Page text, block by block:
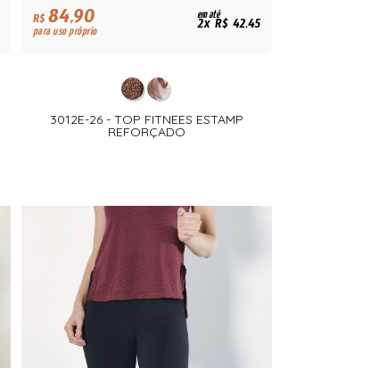
R$84,90
para uso próprio
em até
2x R$ 42,45
3012E-26 - TOP FITNEES ESTAMP
REFORÇADO